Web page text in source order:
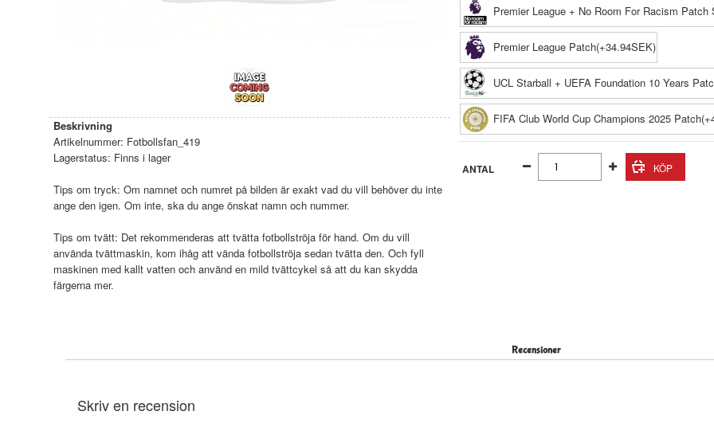
Beskrivning
Artikelnummer: Fotbollsfan_419
Lagerstatus: Finns i lager
Tips om tryck: Om namnet och numret på bilden är exakt vad du vill behöver du inte
ange den igen. Om inte, ska du ange önskat namn och nummer.
Tips om tvätt: Det rekommenderas att tvätta fotbollströja för hand. Om du vill
använda tvättmaskin, kom ihåg att vända fotbollströja sedan tvätta den. Och fyll
maskinen med kallt vatten och använd en mild tvättcykel så att du kan skydda
färgerna mer.
Premier League + No Room For Racism Patch
Premier League Patch(+34.94SEK)
UCL Starball + UEFA Foundation 10 Years
FIFA Club World Cup Champions 2025
ANTAL
Recensioner
Skriv en recension